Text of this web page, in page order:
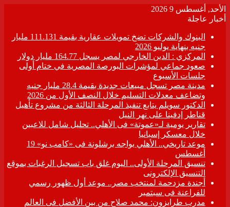
الأحد, أغسطس 9 2026
أخبار عاجلة
البنوك والشركات تضخ تمويلات عقارية بقيمة 111.131 مليار
جنيه بنهاية يوليو 2026
المركزي : الدين الخارجي لمصر يسجل 164.77 مليار دولار
صعود جماعي لمؤشرات البورصة المصرية في ختام أولى
جلسات الأسبوع
مدينة مصر تسجل مبيعات جديدة بقيمة 28.4 مليار جنيه
وتضاعف معدلات التسليم خلال النصف الأول من 2026
الدكتور سويلم يتابع تنفيذ المرحلة الثالثة من مشروع تأهيل
قناطر إدفينا على نهر النيل
تقارير يومية لـ«عموتة» فى الأهلي.. تحليل شامل للاعبين
خلال معسكر إسبانيا
موعد تاريخي.. الأهلي يواجه برشلونة فى «كامب نو» 19
أغسطس
تنسيق المرحلة الأولى.. اليوم غلق باب تسجيل الرغبات بموقع
التنسيق الإلكترونى
أجندة مزدحمة لمنتخب مصر.. موعد أول ظهور رسمي
للفراعنة فى سبتمبر
مدرب طرابزون: محمد صلاح من بين الأفضل فى العالم